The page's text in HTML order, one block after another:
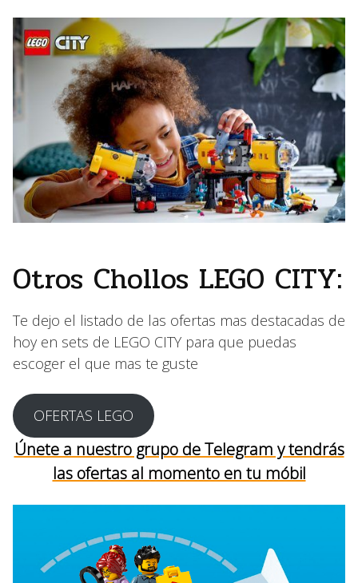
Otros Chollos LEGO CITY:
Te dejo el listado de las ofertas mas destacadas de
hoy en sets de LEGO CITY para que puedas
escoger el que mas te guste
OFERTAS LEGO
Únete a nuestro grupo de Telegram y tendrás
las ofertas al momento en tu móbil